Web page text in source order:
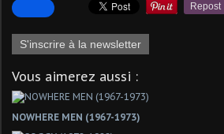
Repost
S'inscrire à la newsletter
Vous aimerez aussi :
NOWHERE MEN (1967-1973)